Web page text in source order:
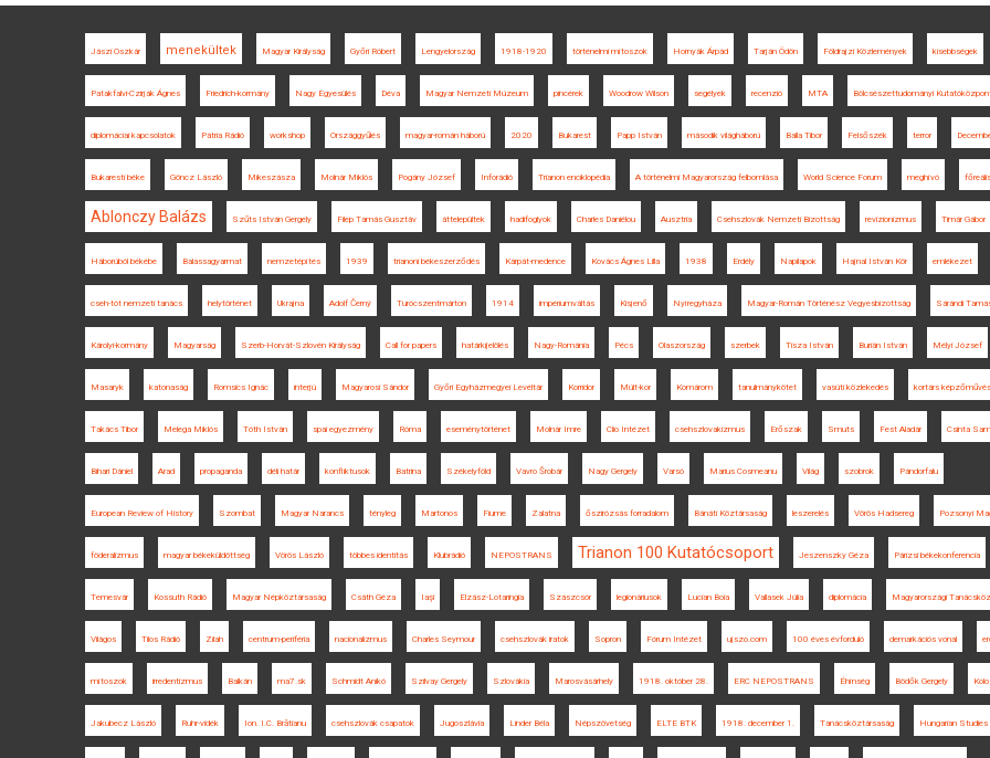
Jászi Oszkár menekültek Magyar Királyság Győri Róbert Lengyelország 1918-1920 történelmi mítoszok Hornyák Árpád Tarján Ödön Földrajzi Közlemények kisebbségek
Patakfalvi-Czirják Ágnes Friedrich-kormány Nagy Egyesülés Déva Magyar Nemzeti Múzeum pincérek Woodrow Wilson segélyek recenzió MTA Bölcsészettudományi
diplomáciai kapcsolatok Pátria Rádió workshop Országgyűlés magyar-román háború 2020 Bukarest Papp István második világháború Balla Tibor Felsőszék terror
Bukaresti béke Göncz László Mikeszásza Molnár Miklós Pogány József Inforádió Trianon enciklopédia A történelmi Magyarország felbomlása World Science Forum meghívó
Ablonczy Balázs Szűts István Gergely Filep Tamás Gusztáv áttelepültek hadifoglyok Charles Daniélou Ausztria Csehszlovák Nemzeti Bizottság revizionizmus Timár Gábor
Háborúból békébe Balassagyarmat nemzetépítés 1939 trianoni békeszerződés Kárpát-medence Kovács Ágnes Lilla 1938 Erdély Napilapok Hajnal István Kör emlékezet
cseh-tót nemzeti tanács helytörténet Ukrajna Adolf Černý Turócszentmárton 1914 impériumváltás Kisjenő Nyíregyháza Magyar-Román Történész Vegyesbizottság Sárándi
Károlyi-kormány Magyarság Szerb-Horvát-Szlovén Királyság Call for papers határkijelölés Nagy-Románia Pécs Olaszország szerbek Tisza István Burián István Mélyi József
Masaryk katonaság Romsics Ignác interjú Magyarosi Sándor Győri Egyházmegyei Levéltár Korridor Múlt-kor Komárom tanulmánykötet vasúti közlekedés kortárs
Takács Tibor Melega Miklós Tóth István spai egyezmény Róma eseménytörténet Molnár Imre Clio Intézet csehszlovakizmus Erőszak Smuts Fest Aladár Csinta
Bihari Dániel Arad propaganda déli határ konfliktusok Batrina Székelyföld Vavro Šrobár Nagy Gergely Varsó Marius Cosmeanu Világ szobrok Pándorfalu
European Review of History Szombat Magyar Narancs tényleg Martonos Fiume Zalatna őszirózsás forradalom Bánáti Köztársaság leszerelés Vörös Hadsereg Pozsonyi
föderalizmus magyar békeküldöttség Vörös László többes identitás Klubrádió NEPOSTRANS Trianon 100 Kutatócsoport Jeszenszky Géza Párizsi békekonferencia
Temesvár Kossuth Rádió Magyar Népköztársaság Csáth Géza Iaşi Elzász-Lotaringia Szászcsór legionáriusok Lucian Boia Vallasek Júlia diplomácia Magyarországi
Világos Tilos Rádió Zilah centrum-periféria nacionalizmus Charles Seymour csehszlovák iratok Sopron Fórum Intézet ujszo.com 100 éves évforduló demarkációs vonal
mítoszok irredentizmus Balkán ma7.sk Schmidt Anikó Szilvay Gergely Szlovákia Marosvásárhely 1918. október 28. ERC NEPOSTRANS Éhínség Bödők Gergely
Jakubecz László Ruhr-vidék Ion. I.C. Brătianu csehszlovák csapatok Jugoszlávia Linder Béla Népszövetség ELTE BTK 1918. december 1. Tanácsköztársaság Hungarian Studies